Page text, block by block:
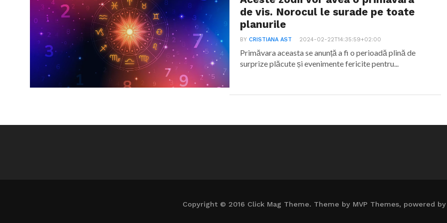
de vis. Norocul le surade pe toate
planurile
BYCRISTIANA AST 2024-02-22T14:35:59+02:00
Primăvara aceasta se anunță a fi o perioadă plină de
surprize plăcute și evenimente fericite pentru...
Copyright © 2016 Click Mag Theme. Theme by MVP Themes, powered by